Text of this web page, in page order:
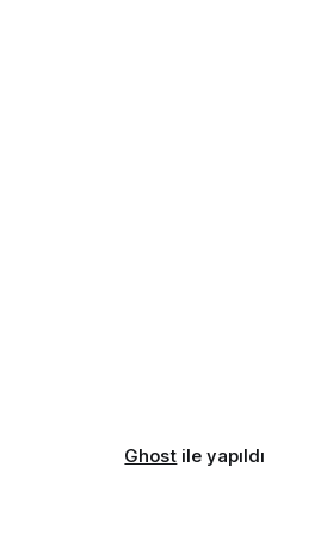
Ghost ile yapıldı